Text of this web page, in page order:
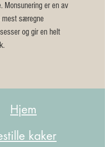
Monsunering er en av
mest særegne
og gir en helt
Hjem
kaker